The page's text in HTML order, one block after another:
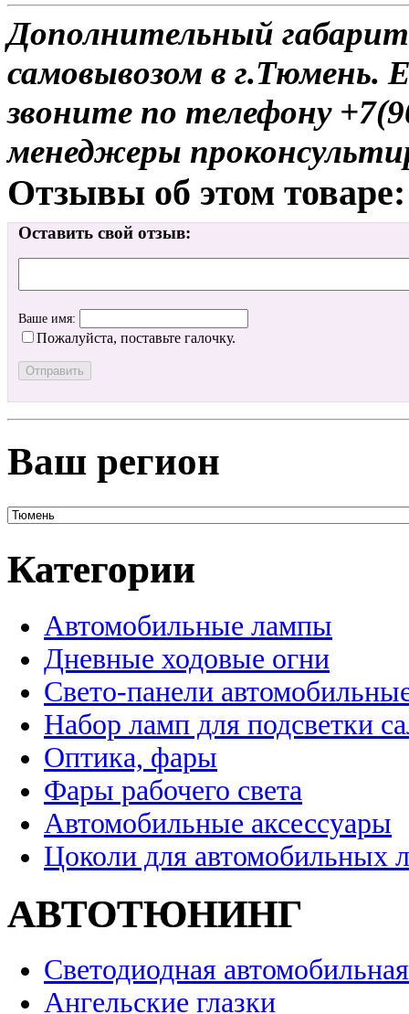
Дополнительный
самовывозом в г.Тюмень.
звоните по телефону
менеджеры
Отзывы об этом товаре:
Оставить свой отзыв:
Ваше имя:
Пожалуйста, поставьте галочку.
Ваш регион
Категории
Автомобильные лампы
Дневные ходовые огни
Свето-панели
Набор ламп для подсветки
Оптика, фары
Фары рабочего света
Автомобильные аксессуары
Цоколи для автомобильных
АВТОТЮНИНГ
Светодиодная
Ангельские глазки